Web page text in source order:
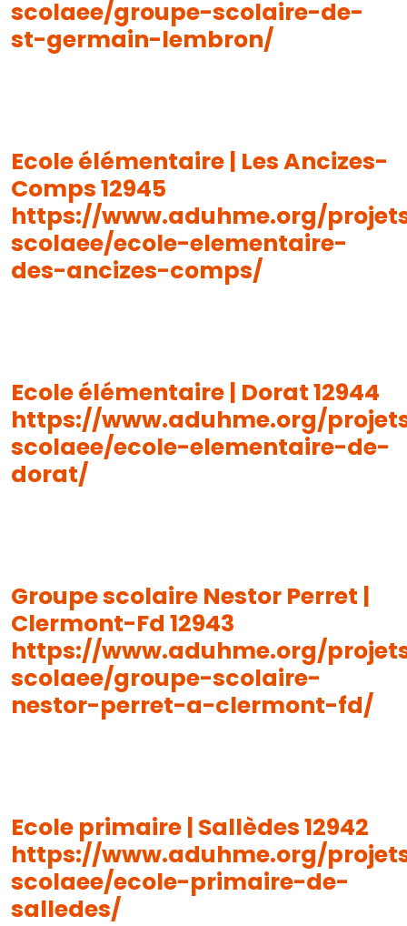
scolaee/groupe-scolaire-de-
st-germain-lembron/
Ecole élémentaire | Les Ancizes-
Comps 12945
https://www.aduhme.org/
scolaee/ecole-elementaire-
des-ancizes-comps/
Ecole élémentaire | Dorat 12944
https://www.aduhme.org/
scolaee/ecole-elementaire-de-
dorat/
Groupe scolaire Nestor Perret |
Clermont-Fd 12943
https://www.aduhme.org/
scolaee/groupe-scolaire-
nestor-perret-a-clermont-fd/
Ecole primaire | Sallèdes 12942
https://www.aduhme.org/
scolaee/ecole-primaire-de-
salledes/